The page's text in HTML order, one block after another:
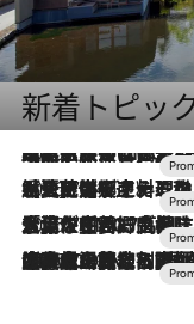
新着トピッ
2026.7.31
【ホテル帰省】という選択肢をOMOが提案。家族とほどよい距離を保つには「昼は実家、夜は気兼ねなくホテルで！」
2026.7.24
【夏限定ディナーコース】旬を迎える稚鮎や花ズッキーニなどをイタリア・トスカーナの郷土料理の手法で満喫！
2026.7.17
「土佐和ハーブかき氷」がOMO7高知に登場！生姜、山椒、大葉など目にも舌にも涼を呼ぶ郷土の味
2026.7.10
NEW OPEN！【界 草津】名湯の地に誕生。趣の異なる2種の温泉と上州ならではの会席・蕎麦割烹など美食を味わう究極の癒やし旅